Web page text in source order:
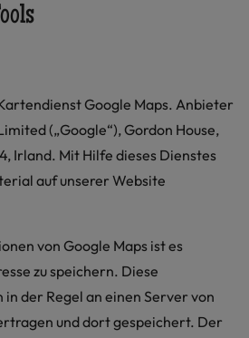
Google Maps. Anbieter
(„Google“), Gordon House,
Irland. Mit Hilfe dieses Dienstes
auf unserer Website
von Google Maps ist es
zu speichern. Diese
der Regel an einen Server von
und dort gespeichert. Der